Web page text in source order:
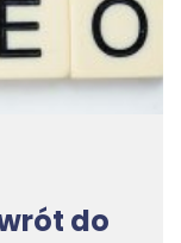
do